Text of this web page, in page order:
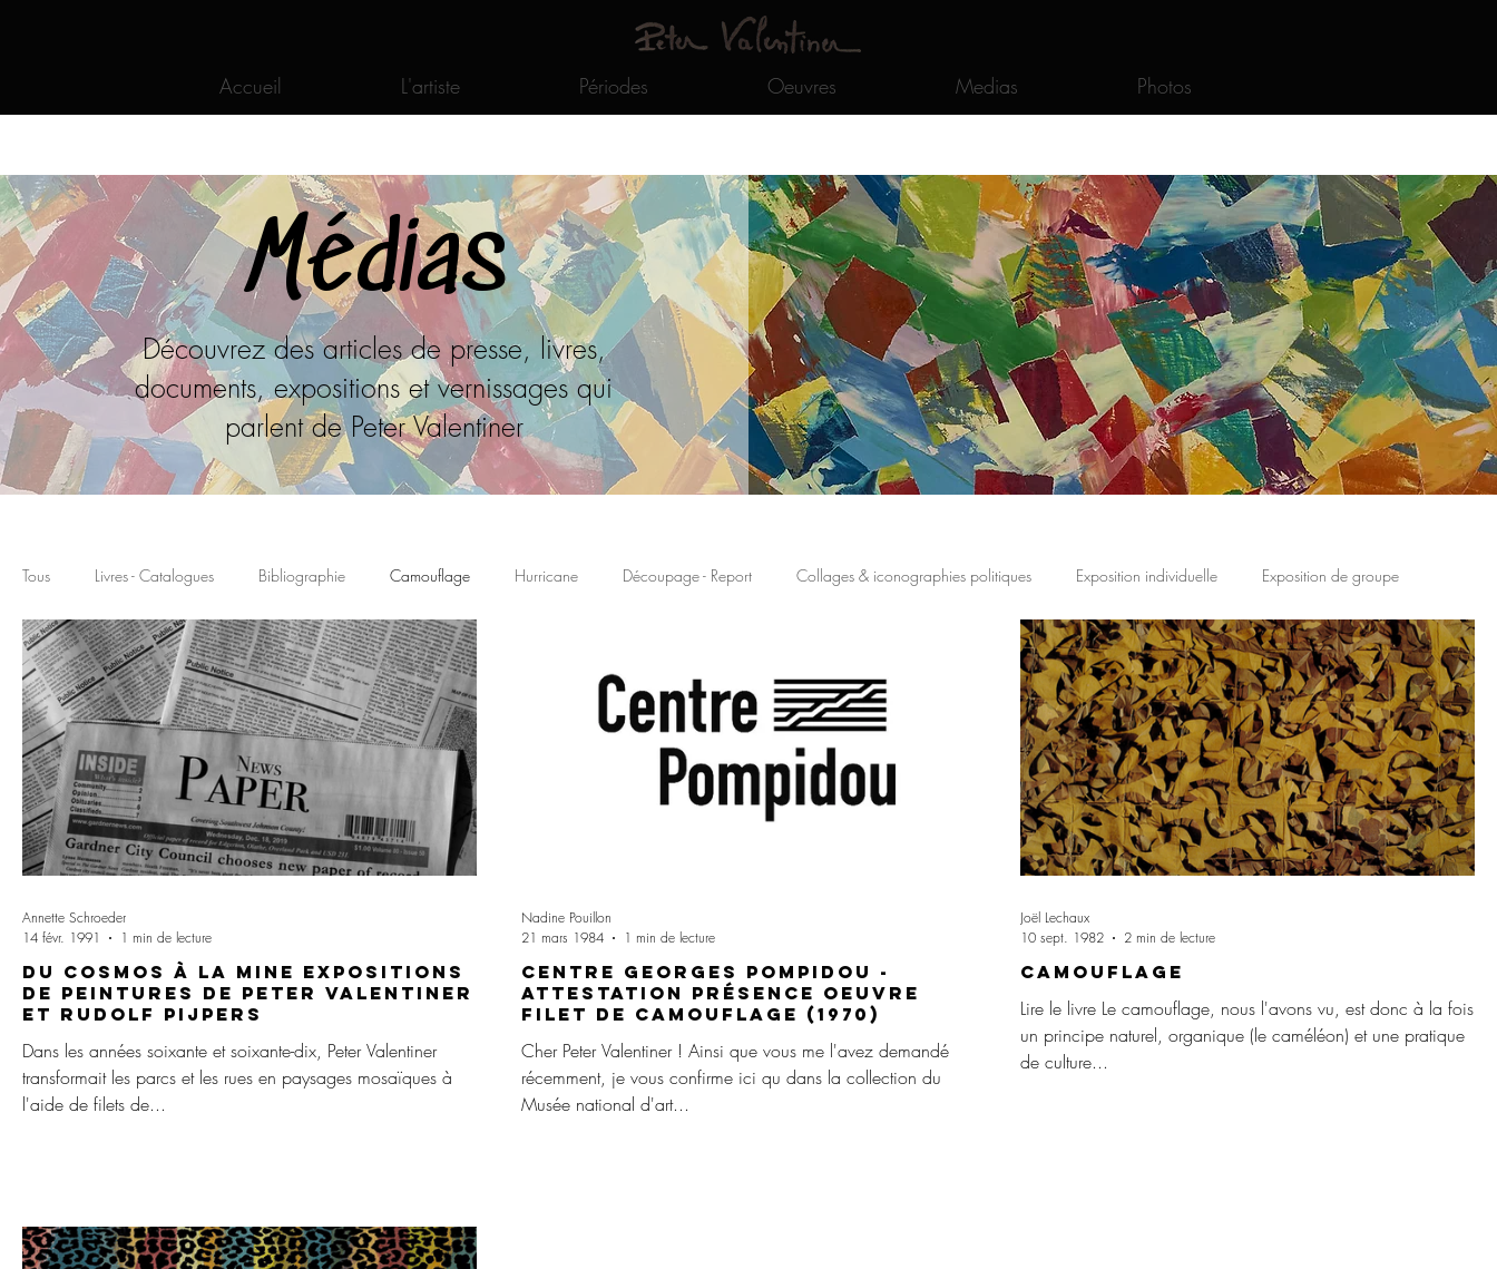
Accueil L'artiste Périodes Oeuvres Medias Photos
Médias
Découvrez des articles de presse, livres,
documents, expositions et vernissages qui
parlent de Peter Valentiner
Tous Livres - Catalogues Bibliographie Camouflage Hurricane Découpage - Report Collages & iconographies politiques Exposition individuelle Exposition de groupe
Galeriste Musée
Du cosmos à la mine Expositions
de peintures de Peter Valentiner
et Rudolf Pijpers
Dans les années soixante et soixante-dix, Peter Valentiner
transformait les parcs et les rues en paysages mosaïques à
l'aide de filets de...
Annette Schroeder
14 févr. 1991
1 min de lecture
Centre Georges Pompidou -
Attestation présence oeuvre
Filet de camouflage (1970)
Cher Peter Valentiner ! Ainsi que vous me l'avez demandé
récemment, je vous confirme ici qu dans la collection du
Musée national d'art...
Nadine Pouillon
21 mars 1984
1 min de lecture
Camouflage
Lire le livre Le camouflage, nous l'avons vu, est donc à la fois
un principe naturel, organique (le caméléon) et une pratique
de culture...
Joël Lechaux
10 sept. 1982
2 min de lecture